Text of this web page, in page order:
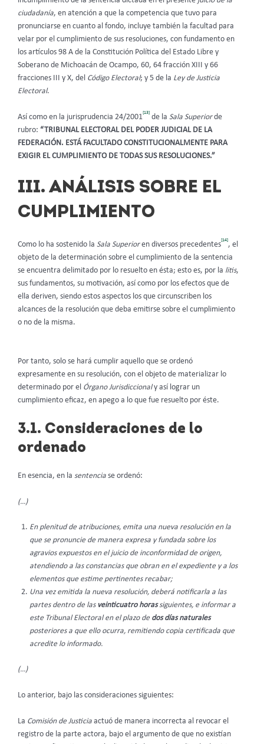
ciudadanía, en atención a que la competencia que tuvo para
pronunciarse en cuanto al fondo, incluye también la facultad para
velar por el cumplimiento de sus resoluciones, con fundamento en
los artículos 98 A de la Constitución Política del Estado Libre y
Soberano de Michoacán de Ocampo, 60, 64 fracción XIII y 66
fracciones III y X, del Código Electoral; y 5 de la Ley de Justicia
Electoral.
Así como en la jurisprudencia 24/2001
[13]
de la Sala Superiorde
rubro: “TRIBUNAL ELECTORAL DEL PODER JUDICIAL DE LA
FEDERACIÓN. ESTÁ FACULTADO CONSTITUCIONALMENTE PARA
EXIGIR EL CUMPLIMIENTO DE TODAS SUS RESOLUCIONES.”
III. ANÁLISIS SOBRE EL
CUMPLIMIENTO
Como lo ha sostenido la Sala Superioren diversos precedentes
[14]
, el
objeto de la determinación sobre el cumplimiento de la sentencia
se encuentra delimitado por lo resuelto en ésta; esto es, por la litis,
sus fundamentos, su motivación, así como por los efectos que de
ella deriven, siendo estos aspectos los que circunscriben los
alcances de la resolución que deba emitirse sobre el cumplimiento
o no de la misma.
Por tanto, solo se hará cumplir aquello que se ordenó
expresamente en su resolución, con el objeto de materializar lo
determinado por el Órgano Jurisdiccionaly así lograr un
cumplimiento eficaz, en apego a lo que fue resuelto por éste.
3.1. Consideraciones de lo
ordenado
En esencia, en la sentencia se ordenó:
(…)
En plenitud de atribuciones, emita una nueva resolución en la
que se pronuncie de manera expresa y fundada sobre los
agravios expuestos en el juicio de inconformidad de origen,
atendiendo a las constancias que obran en el expediente y a los
elementos que estime pertinentes recabar;
Una vez emitida la nueva resolución, deberá notificarla a las
partes dentro de las veinticuatro horassiguientes, e informar a
este Tribunal Electoral en el plazo de dos días naturales
posteriores a que ello ocurra, remitiendo copia certificada que
acredite lo informado.
(…)
Lo anterior, bajo las consideraciones siguientes:
La Comisión de Justicia actuó de manera incorrecta al revocar el
registro de la parte actora, bajo el argumento de que no existían